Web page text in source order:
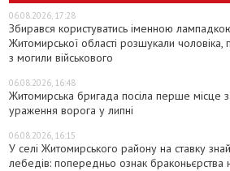
06.08.2026, 17:28
Збирався користуватись іменною
Житомирської області розшукали
з могили військового
06.08.2026, 16:48
Житомирська бригада посіла перше місце
ураження ворога у липні
06.08.2026, 16:15
У селі Житомирського району на ставку
лебедів: попередньо ознак браконьєрства